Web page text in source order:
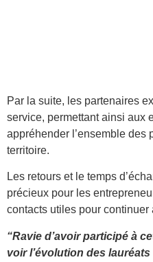
Par la suite, les partenaires
service, permettant ainsi aux
appréhender l’ensemble des
territoire.
Les retours et le temps
précieux pour les
contacts utiles pour
“Ravie d’avoir participé à
voir l’évolution des